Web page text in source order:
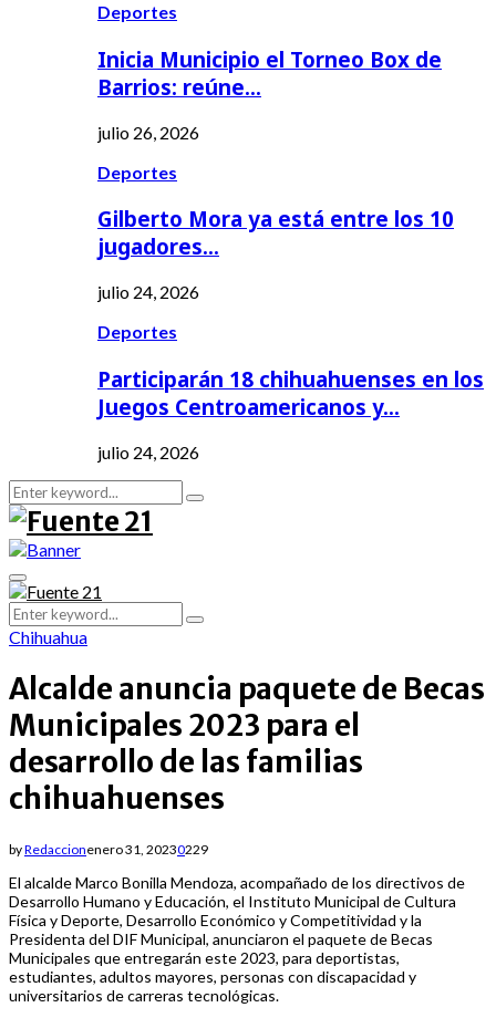
Deportes
Inicia Municipio el Torneo Box de
Barrios: reúne…
julio 26, 2026
Deportes
Gilberto Mora ya está entre los 10
jugadores…
julio 24, 2026
Deportes
Participarán 18 chihuahuenses en los
Juegos Centroamericanos y…
julio 24, 2026
Search
for:
Search
Primary
Menu
Search
for:
Search
Chihuahua
Alcalde anuncia paquete de Becas
Municipales 2023 para el
desarrollo de las familias
chihuahuenses
byRedaccionenero 31, 20230229
El alcalde Marco Bonilla Mendoza, acompañado de los directivos de
Desarrollo Humano y Educación, el Instituto Municipal de Cultura
Física y Deporte, Desarrollo Económico y Competitividad y la
Presidenta del DIF Municipal, anunciaron el paquete de Becas
Municipales que entregarán este 2023, para deportistas,
estudiantes, adultos mayores, personas con discapacidad y
universitarios de carreras tecnológicas.